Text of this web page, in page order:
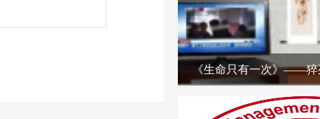
《生命只有一次》——猝